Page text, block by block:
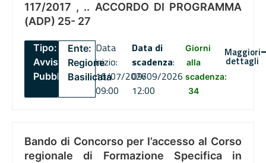
117/2017 , .. ACCORDO DI PROGRAMMA
(ADP) 25- 27
Tipo:
Avviso
Pubblico
Ente:
Regione
Basilicata
Data
inizio:
16/07/2026
09:00
Data di
scadenza:
09/09/2026
12:00
Giorni
alla
scadenza:
34
Maggiori
dettagli
Bando di Concorso per l’accesso al Corso
regionale di Formazione Specifica in